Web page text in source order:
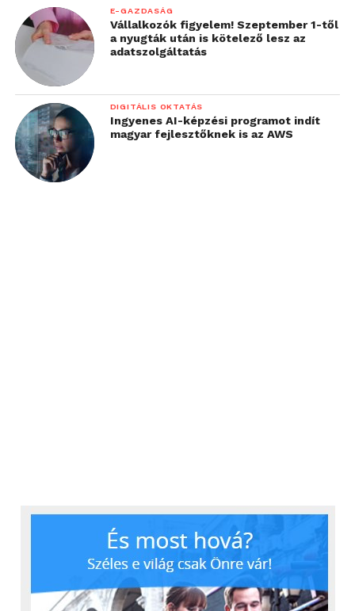
E-GAZDASÁG
Vállalkozók figyelem! Szeptember 1-től
a nyugták után is kötelező lesz az
adatszolgáltatás
DIGITÁLIS OKTATÁS
Ingyenes AI-képzési programot indít
magyar fejlesztőknek is az AWS